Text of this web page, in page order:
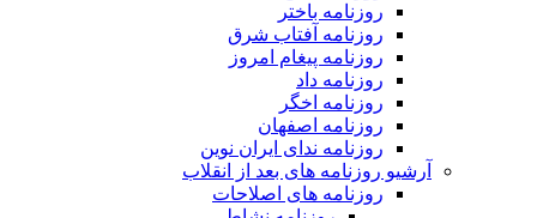
روزنامه باختر
روزنامه آفتاب شرق
روزنامه پیغام امروز
روزنامه داد
روزنامه اخگر
روزنامه اصفهان
روزنامه ندای ایران نوین
آرشیو روزنامه های بعد از انقلاب
روزنامه های اصلاحات